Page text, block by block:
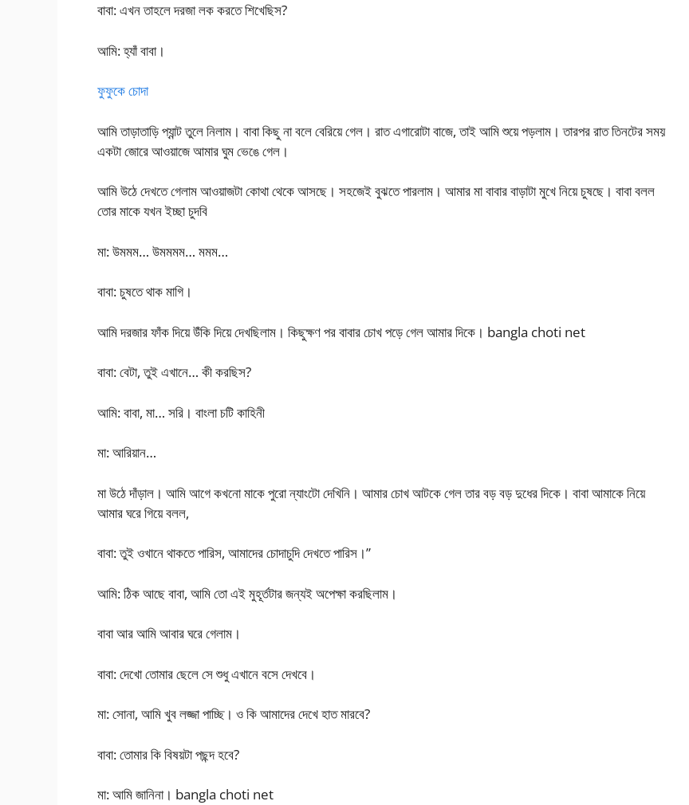
বাবা: এখন তাহলে দরজা লক করতে শিখেছিস?
আমি: হ্যাঁ বাবা।
ফুফুকে চোদা
আমি তাড়াতাড়ি প্যান্ট তুলে নিলাম। বাবা কিছু না বলে বেরিয়ে গেল। রাত এগারোটা বাজে, তাই আমি শুয়ে পড়লাম। তারপর রাত তিনটের সময়
একটা জোরে আওয়াজে আমার ঘুম ভেঙে গেল।
আমি উঠে দেখতে গেলাম আওয়াজটা কোথা থেকে আসছে। সহজেই বুঝতে পারলাম। আমার মা বাবার বাড়াটা মুখে নিয়ে চুষছে। বাবা বলল
তোর মাকে যখন ইচ্ছা চুদবি
মা: উমমম… উমমমম… মমম…
বাবা: চুষতে থাক মাগি।
আমি দরজার ফাঁক দিয়ে উঁকি দিয়ে দেখছিলাম। কিছুক্ষণ পর বাবার চোখ পড়ে গেল আমার দিকে। bangla choti net
বাবা: বেটা, তুই এখানে… কী করছিস?
আমি: বাবা, মা… সরি। বাংলা চটি কাহিনী
মা: আরিয়ান…
মা উঠে দাঁড়াল। আমি আগে কখনো মাকে পুরো ন্যাংটো দেখিনি। আমার চোখ আটকে গেল তার বড় বড় দুধের দিকে। বাবা আমাকে নিয়ে
আমার ঘরে গিয়ে বলল,
বাবা: তুই ওখানে থাকতে পারিস, আমাদের চোদাচুদি দেখতে পারিস।”
আমি: ঠিক আছে বাবা, আমি তো এই মুহূর্তটার জন্যই অপেক্ষা করছিলাম।
বাবা আর আমি আবার ঘরে গেলাম।
বাবা: দেখো তোমার ছেলে সে শুধু এখানে বসে দেখবে।
মা: সোনা, আমি খুব লজ্জা পাচ্ছি। ও কি আমাদের দেখে হাত মারবে?
বাবা: তোমার কি বিষয়টা পছন্দ হবে?
মা: আমি জানিনা। bangla choti net